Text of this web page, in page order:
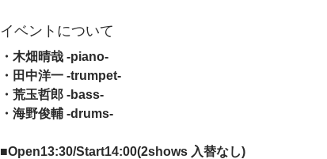
イベントについて
・木畑晴哉 -piano-
・田中洋一 -trumpet-
・荒玉哲郎 -bass-
・海野俊輔 -drums-
■Open13:30/Start14:00(2shows 入替なし)